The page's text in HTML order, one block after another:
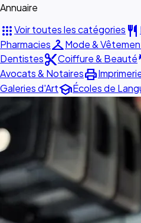
Annuaire
appsVoir toutes les catégories restaurant
PharmaciescheckroomMode &
Dentistescontent_cutCoiffure & Beauté
Avocats & Notairesprint
Galeries d'ArtschoolÉcoles de